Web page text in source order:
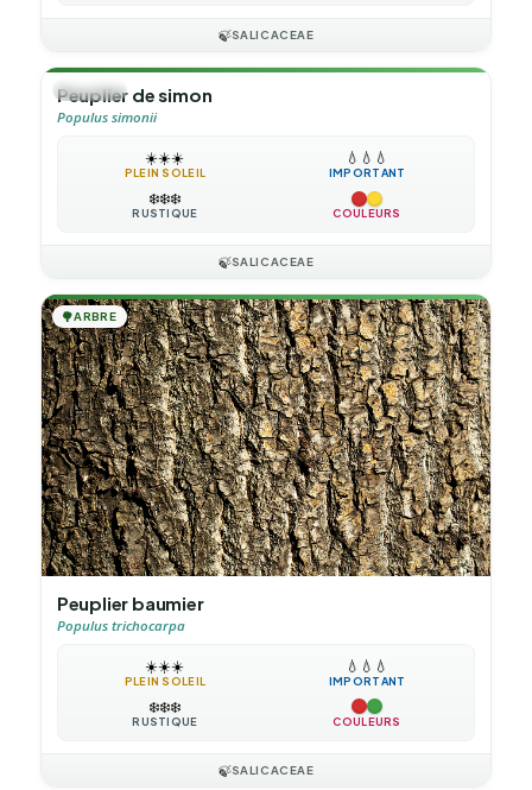
🍃SALICACEAE
🌳ARBRE
Peuplier de simon
Populus simonii
☀️☀️☀️
PLEIN SOLEIL
💧 💧 💧
IMPORTANT
❄️❄️❄️
RUSTIQUE COULEURS
🍃SALICACEAE
🌳ARBRE
Peuplier baumier
Populus trichocarpa
☀️☀️☀️
PLEIN SOLEIL
💧 💧 💧
IMPORTANT
❄️❄️❄️
RUSTIQUE COULEURS
🍃SALICACEAE